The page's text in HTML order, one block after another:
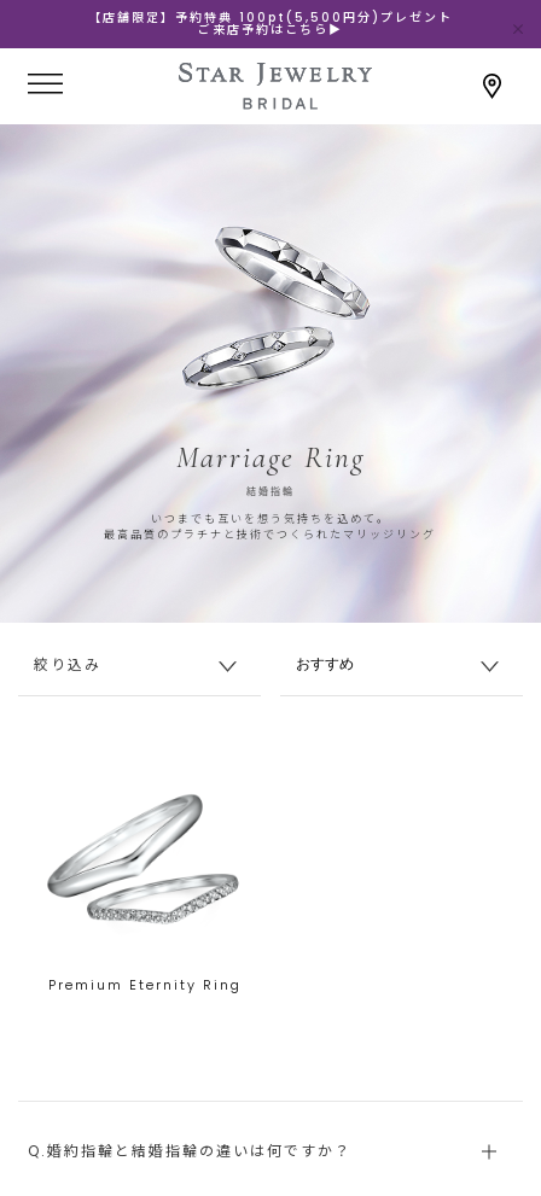
【店舗限定】予約特典 100pt(5,500円分)プレゼント
ご来店予約はこちら▶
Marriage Ring
結婚指輪
いつまでも互いを想う気持ちを込めて。
最高品質のプラチナと技術でつくられたマリッジリング
絞り込み
Premium Eternity Ring
Q.婚約指輪と結婚指輪の違いは何ですか？